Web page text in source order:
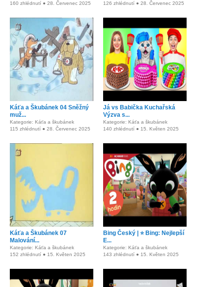
160 zhlédnutí ● 28. Červenec 2025
126 zhlédnutí ● 28. Červenec 2025
Káťa a Škubánek 04 Sněžný
muž...
Kategorie: Káťa a škubánek
115 zhlédnutí ● 28. Červenec 2025
Já vs Babička Kuchařská
Výzva s...
Kategorie: Káťa a škubánek
140 zhlédnutí ● 15. Květen 2025
Káťa a Škubánek 07
Malování...
Kategorie: Káťa a škubánek
152 zhlédnutí ● 15. Květen 2025
Bing Český | ⭐ Bing: Nejlepší
E...
Kategorie: Káťa a škubánek
143 zhlédnutí ● 15. Květen 2025